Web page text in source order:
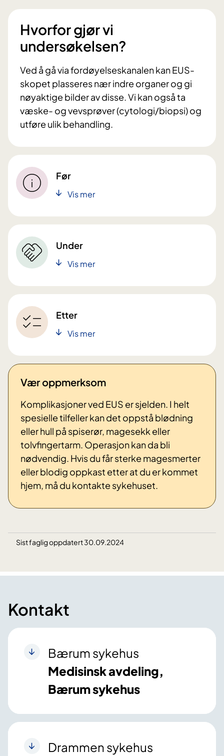
Hvorfor gjør vi
undersøkelsen?
Ved å gå via fordøyelseskanalen kan EUS-
skopet plasseres nær indre organer og gi
nøyaktige bilder av disse. Vi kan også ta
væske- og vevsprøver (cytologi/biopsi) og
utføre ulik behandling.
Før
Vis mer
Under
Vis mer
Etter
Vis mer
Vær oppmerksom
Komplikasjoner ved EUS er sjelden. I helt
spesielle tilfeller kan det oppstå blødning
eller hull på spiserør, magesekk eller
tolvfingertarm. Operasjon kan da bli
nødvendig. Hvis du får sterke magesmerter
eller blodig oppkast etter at du er kommet
hjem, må du kontakte sykehuset.
Sist faglig oppdatert 30.09.2024
Kontakt
Bærum sykehus
Medisinsk avdeling,
Bærum sykehus
Drammen sykehus